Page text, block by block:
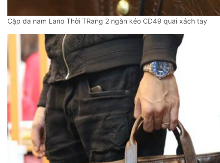
Cặp da nam Lano Thời TRang 2 ngăn kéo CD49 quai xách tay